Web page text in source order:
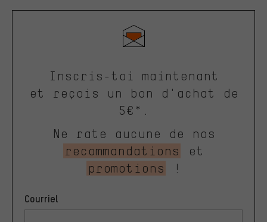
Inscris-toi maintenant
et reçois un bon d'achat de
5€*.
Ne rate aucune de nos
recommandations
et
promotions
!
Courriel